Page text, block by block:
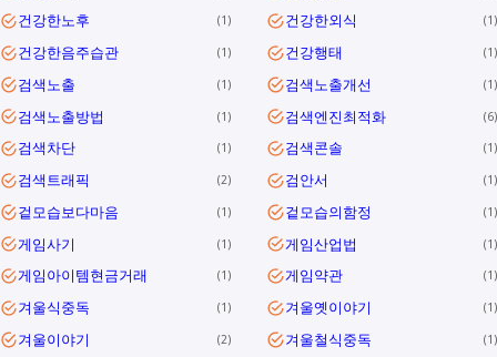
건강한노후 1 건강한외식 1
건강한음주습관 1 건강행태 1
검색노출 1 검색노출개선 1
검색노출방법 1 검색엔진최적화 6
검색차단 1 검색콘솔 1
검색트래픽 2 검안서 1
겉모습보다마음 1 겉모습의함정 1
게임사기 1 게임산업법 1
게임아이템현금거래 1 게임약관 1
겨울식중독 1 겨울옛이야기 1
겨울이야기 2 겨울철식중독 1